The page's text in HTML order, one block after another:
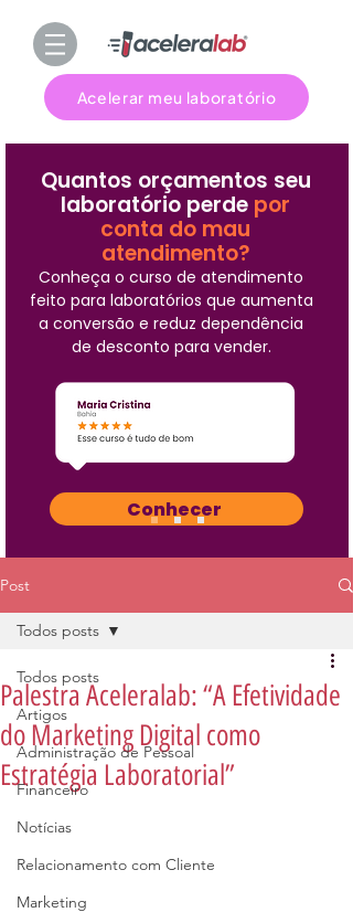
Acelerar meu laboratório
Quantos orçamentos seu
laboratório perde por
conta do mau
atendimento?
Conheça o curso de atendimento
feito para laboratórios que aumenta
a conversão e reduz dependência
de desconto para vender.
Conhecer
Post
Todos posts
Artigos
Administração de Pessoal
Financeiro
Notícias
Relacionamento com Cliente
Marketing
Todos posts
Palestra Aceleralab: “A Efetividade
do Marketing Digital como
Estratégia Laboratorial”